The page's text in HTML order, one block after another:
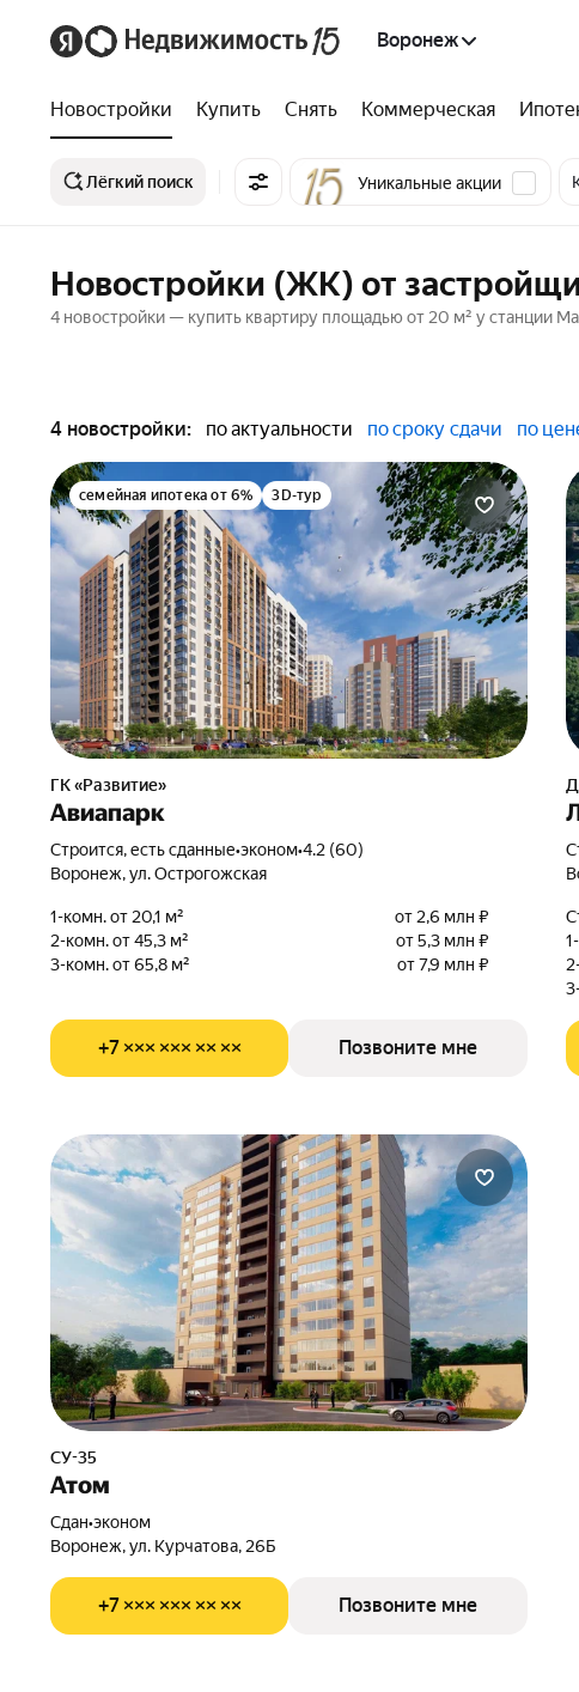
Воронеж
Новостройки Купить Снять Коммерческая
Лёгкий поиск Уникальные акции
Новостройки (ЖК) от
4 новостройки — купить квартиру площадью от 20 м² у станции
4 новостройки: по актуальности по сроку сдачи по
семейная ипотека от 6% 3D-тур
ГК «Развитие»
Авиапарк
Строится, есть сданные•эконом•4.2 (60)
Воронеж, ул. Острогожская
1-комн. от 20,1 м²
от 2,6 млн ₽
2-комн. от 45,3 м²
от 5,3 млн ₽
3-комн. от 65,8 м²
от 7,9 млн ₽
+7 ××× ××× ×× ×× Позвоните мне
СУ-35
Атом
Сдан•эконом
Воронеж, ул. Курчатова, 26Б
+7 ××× ××× ×× ×× Позвоните мне